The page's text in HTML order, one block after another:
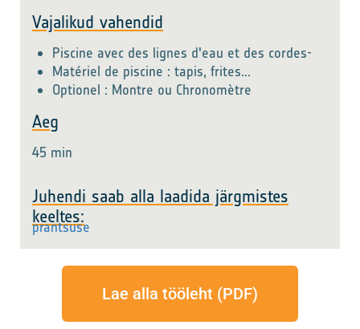
Vajalikud vahendid
Piscine avec des lignes d'eau et des cordes-
Matériel de piscine : tapis, frites...
Optionel : Montre ou Chronomètre
Aeg
45 min
Juhendi saab alla laadida järgmistes
keeltes:
prantsuse
Lae alla tööleht (PDF)